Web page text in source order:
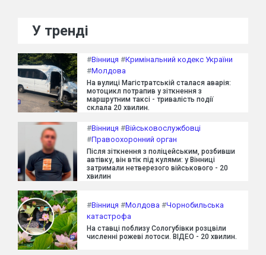
У тренді
#Вінниця #Кримінальний кодекс України
#Молдова
На вулиці Магістратській сталася аварія:
мотоцикл потрапив у зіткнення з
маршрутним таксі - тривалість події
склала 20 хвилин.
#Вінниця #Військовослужбовці
#Правоохоронний орган
Після зіткнення з поліцейським, розбивши
автівку, він втік під кулями: у Вінниці
затримали нетверезого військового - 20
хвилин
#Вінниця #Молдова #Чорнобильська
катастрофа
На ставці поблизу Сологубівки розцвіли
численні рожеві лотоси. ВІДЕО - 20 хвилин.